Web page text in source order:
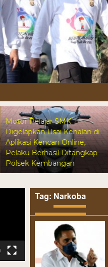
SMK
Usai Kenalan di
Online,
Ditangkap
Harga
USD
Tag: Narkoba